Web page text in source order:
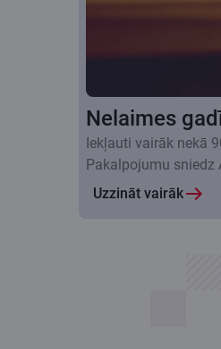
Nelaimes
Iekļauti vairāk nekā
Pakalpojumu sniedz
Uzzināt vairāk